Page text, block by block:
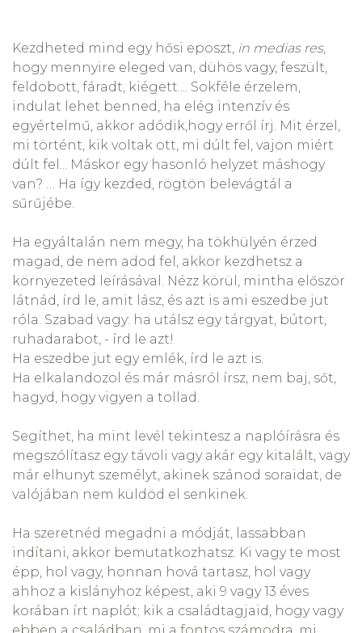
Kezdheted mind egy hősi eposzt, in medias res,
hogy mennyire eleged van, dühös vagy, feszült,
feldobott, fáradt, kiégett.... Sokféle érzelem,
indulat lehet benned, ha elég intenzív és
egyértelmű, akkor adódik,hogy erről írj. Mit érzel,
mi történt, kik voltak ott, mi dúlt fel, vajon miért
dúlt fel... Máskor egy hasonló helyzet máshogy
van? … Ha így kezded, rögtön belevágtál a
sűrűjébe.
Ha egyáltalán nem megy, ha tökhülyén érzed
magad, de nem adod fel, akkor kezdhetsz a
környezeted leírásával. Nézz körül, mintha először
látnád, írd le, amit lász, és azt is ami eszedbe jut
róla. Szabad vagy: ha utálsz egy tárgyat, bútort,
ruhadarabot, - írd le azt!
Ha eszedbe jut egy emlék, írd le azt is.
Ha elkalandozol és már másról írsz, nem baj, sőt,
hagyd, hogy vigyen a tollad.
Segíthet, ha mint levél tekintesz a naplóírásra és
megszólítasz egy távoli vagy akár egy kitalált, vagy
már elhunyt személyt, akinek szánod soraidat, de
valójában nem küldöd el senkinek.
Ha szeretnéd megadni a módját, lassabban
indítani, akkor bemutatkozhatsz. Ki vagy te most
épp, hol vagy, honnan hová tartasz, hol vagy
ahhoz a kislányhoz képest, aki 9 vagy 13 éves
korában írt naplót; kik a családtagjaid, hogy vagy